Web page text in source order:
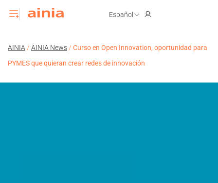
Español
AINIA / AINIA News / Curso en Open Innovation, oportunidad para
PYMES que quieran crear redes de innovación